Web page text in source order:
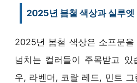
2025년 봄철 색상과 실루엣
2025년 봄철 색상은 소프문을
넘치는 컬러들이 주목받고 있
우, 라벤더, 코랄 레드, 민트